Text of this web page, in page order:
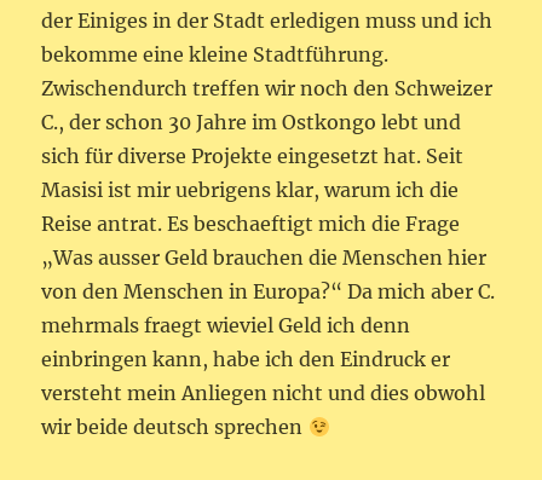
der Einiges in der Stadt erledigen muss und ich
bekomme eine kleine Stadtführung.
Zwischendurch treffen wir noch den Schweizer
C., der schon 30 Jahre im Ostkongo lebt und
sich für diverse Projekte eingesetzt hat. Seit
Masisi ist mir uebrigens klar, warum ich die
Reise antrat. Es beschaeftigt mich die Frage
„Was ausser Geld brauchen die Menschen hier
von den Menschen in Europa?“ Da mich aber C.
mehrmals fraegt wieviel Geld ich denn
einbringen kann, habe ich den Eindruck er
versteht mein Anliegen nicht und dies obwohl
wir beide deutsch sprechen